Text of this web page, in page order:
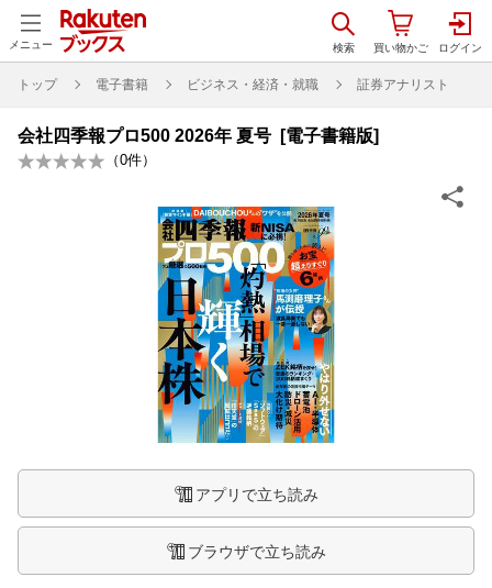
メニュー
トップ 電子書籍 ビジネス・経済・就職 証券アナリスト
会社四季報プロ500 2026年 夏号 [電子書籍版]
（0件）
アプリで立ち読み
ブラウザで立ち読み